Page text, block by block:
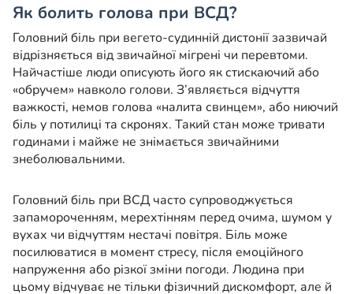
Як болить голова при ВСД?
Головний біль при вегето-судинній дистонії зазвичай
відрізняється від звичайної мігрені чи перевтоми.
Найчастіше люди описують його як стискаючий або
«обручем» навколо голови. З’являється відчуття
важкості, немов голова «налита свинцем», або ниючий
біль у потилиці та скронях. Такий стан може тривати
годинами і майже не знімається звичайними
знеболювальними.
Головний біль при ВСД часто супроводжується
запамороченням, мерехтінням перед очима, шумом у
вухах чи відчуттям нестачі повітря. Біль може
посилюватися в момент стресу, після емоційного
напруження або різкої зміни погоди. Людина при
цьому відчуває не тільки фізичний дискомфорт, але й